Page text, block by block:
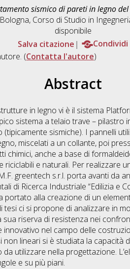
sismico di pareti in legno
Corso di Studio in
disponibile
Salva citazione
Condividi
(Contatta l'autore)
Abstract
in legno vi è il sistema
sistema a telaio trave –
sismiche). I pannelli
miscelati a un collante, poi
chimici, anche a base di
e naturali. Per realizzare
greentech s.r.l. porta avanti da
di Ricerca Industriale “Edilizia e
portato alla creazione di un
ci si propone di analizzare in
riserva di resistenza nei
innovativo nel campo delle
lineari si è studiata la capacità
utilizzare nella progettazione.
e su più piani.